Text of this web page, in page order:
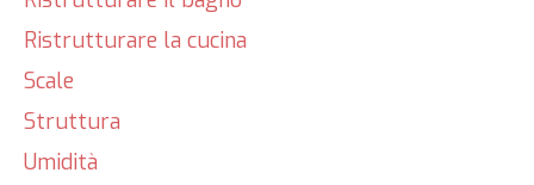
Ristrutturare la cucina
Scale
Struttura
Umidità